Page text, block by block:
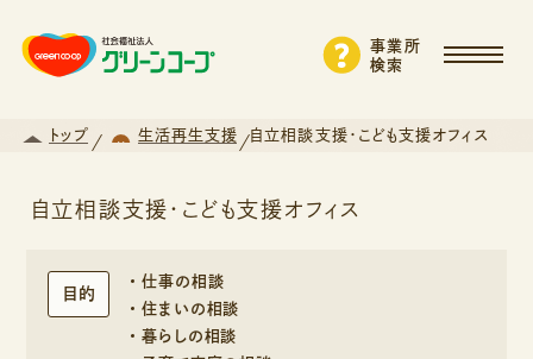
事業所
検索
トップ 生活再生支援 自立相談支援・こども支援オフィス
自立相談支援・こども支援オフィス
目的
仕事の相談
住まいの相談
暮らしの相談